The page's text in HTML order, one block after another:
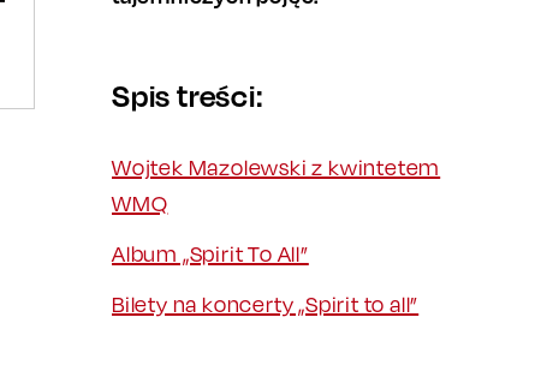
Spis treści:
Wojtek Mazolewski z kwintetem
WMQ
Album „Spirit To All”
Bilety na koncerty „Spirit to all”